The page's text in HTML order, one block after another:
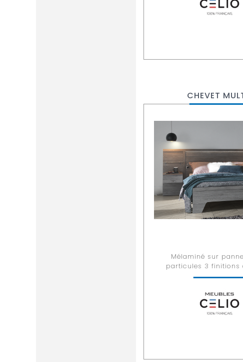
CHEVET
Mélaminé sur
particules 3 finitions